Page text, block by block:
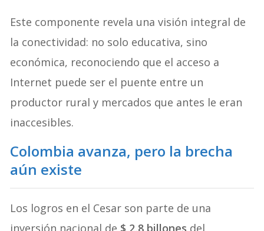
Este componente revela una visión integral de
la conectividad: no solo educativa, sino
económica, reconociendo que el acceso a
Internet puede ser el puente entre un
productor rural y mercados que antes le eran
inaccesibles.
Colombia avanza, pero la brecha
aún existe
Los logros en el Cesar son parte de una
inversión nacional de $ 2,8 billones del